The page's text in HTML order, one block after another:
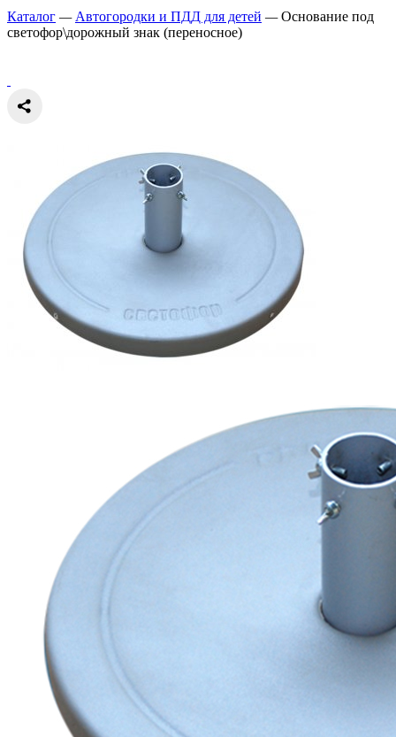
Каталог — Автогородки и ПДД для детей —Основание под
светофор\дорожный знак (переносное)